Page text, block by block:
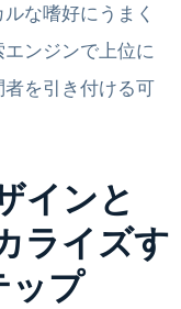
な嗜好にうまく
ンジンで上位に
を引き付ける可
インと
ライズす
ップ